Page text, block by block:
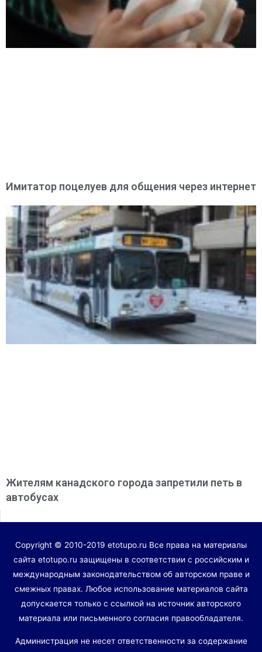
Имитатор поцелуев для общения через интернет
Жителям канадского города запретили петь в
автобусах
Copyright © 2010-2019 etotupo.ru Все права на материалы
сайта etotupo.ru защищены в соответствии с российским и
международным законодательством об авторском праве и
смежных правах. Любое использование материалов сайта
допускается только с ссылкой на источник авторского
материала или письменного согласия правообладателя.
Администрация не несет ответственности за содержание